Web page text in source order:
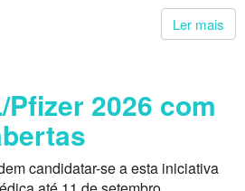
Ler mais
2026 com
candidatar-se a esta iniciativa